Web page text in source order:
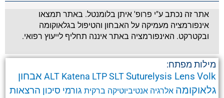
אתר זה נכתב ע"י פרופ' איתן בלומנטל. באתר תמצאו
אינפורמציה מעמיקה על האבחון והטיפול בגלאוקומה
ובקטרקט. האינפורמציה באתר איננה תחליף לייעוץ רפואי.
מילות מפתח:
ALT Katena LTPSLTSuturelysis Lens Volk
אבחון
גלאוקומה אלרגיה אנטיביוטיקה ברקית גורמי סיכון הרצאות